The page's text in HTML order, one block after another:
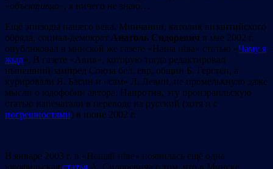
«объективно», я ничего не знаю…
Ещё эпизоды нашего века. Минчанин, католик византийского
обряда, социал-демократ Анатоль Сидоревич в мае 2002 г.
опубликовал в минской же газете «Наша ніва» статью «Чаму я
жыд». В газете «Авив», которую тогда редактировал
нынешний зампред Союза бел. евр. общин Б. Герстен, а
курировали Я. Басин и «сам» Л. Левин, не промелькнуло даже
мысли о юдофобии автора. Напротив, эту произраильскую
статью напечатали в переводе на русский (хотя и с
погрешностями) в июне 2002 г.
В январе 2003 г. в «Нашай ніве» появилась ещё одна